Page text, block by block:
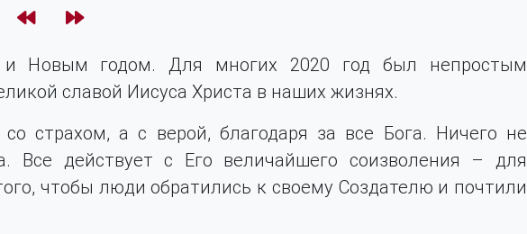
Новым годом. Для многих 2020 год был непростым
славой Иисуса Христа в наших жизнях.
страхом, а с верой, благодаря за все Бога. Ничего не
Все действует с Его величайшего соизволения – для
чтобы люди обратились к своему Создателю и почтили